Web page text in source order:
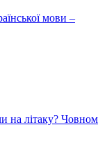
мови –
на літаку? Човном